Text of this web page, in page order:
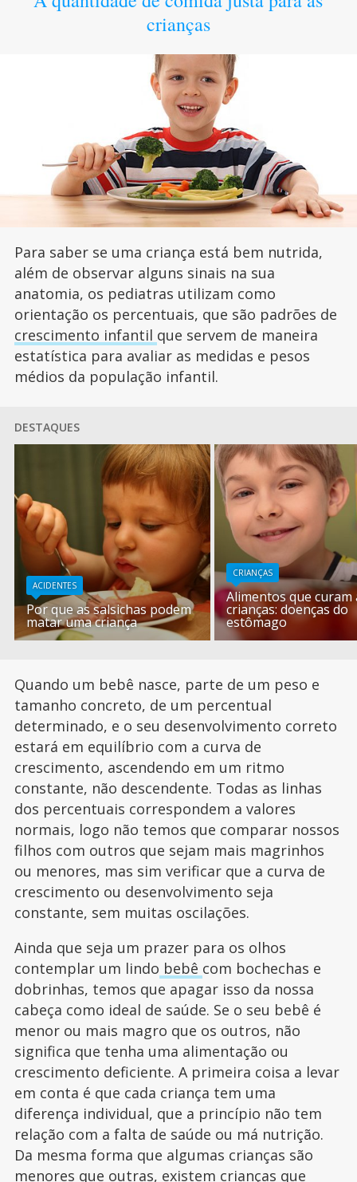
crianças
Para saber se uma criança está bem nutrida,
além de observar alguns sinais na sua
anatomia, os pediatras utilizam como
orientação os percentuais, que são padrões de
crescimento infantil que servem de maneira
estatística para avaliar as medidas e pesos
médios da população infantil.
DESTAQUES
ACIDENTES
Por que as salsichas podem
matar uma criança
CRIANÇAS
Alimentos que curam
crianças: doenças do
estômago
Quando um bebê nasce, parte de um peso e
tamanho concreto, de um percentual
determinado, e o seu desenvolvimento correto
estará em equilíbrio com a curva de
crescimento, ascendendo em um ritmo
constante, não descendente. Todas as linhas
dos percentuais correspondem a valores
normais, logo não temos que comparar nossos
filhos com outros que sejam mais magrinhos
ou menores, mas sim verificar que a curva de
crescimento ou desenvolvimento seja
constante, sem muitas oscilações.
Ainda que seja um prazer para os olhos
contemplar um lindo bebê com bochechas e
dobrinhas, temos que apagar isso da nossa
cabeça como ideal de saúde. Se o seu bebê é
menor ou mais magro que os outros, não
significa que tenha uma alimentação ou
crescimento deficiente. A primeira coisa a levar
em conta é que cada criança tem uma
diferença individual, que a princípio não tem
relação com a falta de saúde ou má nutrição.
Da mesma forma que algumas crianças são
menores que outras, existem crianças que